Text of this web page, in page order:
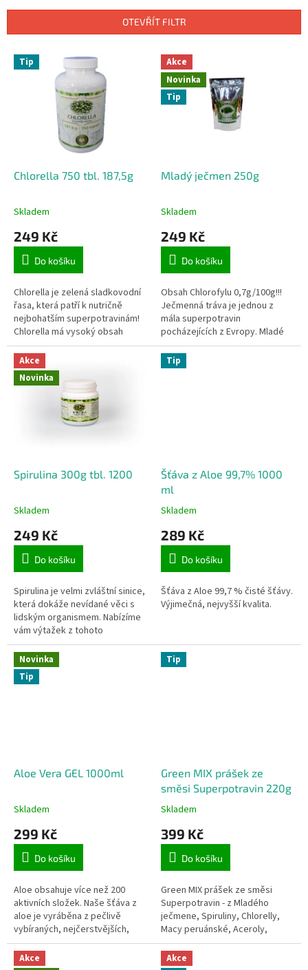
í
OTEVŘÍT FILTR
V Tip
Chlorella 750 tbl. 187,5g
Skladem
249 Kč
Do košíku
Chlorella je zelená sladkovodní
řasa, která patří k nutričně
nejbohatším superpotravinám!
Chlorella má vysoký obsah
chlorofylu, proteinů, vitamínů,
minerálů, enzymů,...
Akce
Novinka
Tip
Mladý ječmen 250g
Skladem
249 Kč
Do košíku
Obsah Chlorofylu 0,7g/100g!!!
Ječmenná tráva je jednou z
mála superpotravin
pocházejících z Evropy. Mladé
listy, které raší z ječmenných
semínek se sklidí, usuší a
zpracují na...
Akce
Novinka
Spirulina 300g tbl. 1200
Skladem
249 Kč
Do košíku
Spirulina je velmi zvláštní sinice,
která dokáže nevídané věci s
lidským organismem. Nabízíme
vám výtažek z tohoto
přírodního zázraku, který je plný
vitamínů, minerálů a bílkovin.
Tip
Šťáva z Aloe 99,7% 1000
ml
Skladem
289 Kč
Do košíku
Šťáva z Aloe 99,7 % čisté šťávy.
Výjimečná, nejvyšší kvalita.
Novinka
Tip
Aloe Vera GEL 1000ml
Skladem
299 Kč
Do košíku
Aloe obsahuje více než 200
aktivních složek. Naše šťáva z
aloe je vyráběna z pečlivě
vybíraných, nejčerstvějších,
zcela dozrálých listů Aloe.
Dlouhodobé užívání Aloe Vera
Tip
Green MIX prášek ze
směsi Superpotravin 220g
Skladem
399 Kč
Do košíku
Green MIX prášek ze směsi
Superpotravin - z Mladého
ječmene, Spiruliny, Chlorelly,
Macy peruánské, Aceroly,
Guarany 220g
Akce
Akce